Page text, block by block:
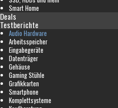
Smart Home
Deals
Testberichte
Audio Hardware
Arbeitsspeicher
Eingabegeräte
Datenträger
Gehäuse
Gaming Stühle
Grafikkarten
Smartphone
Komplettsysteme